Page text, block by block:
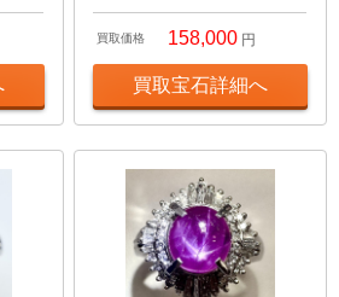
買取価格 158,000 円
買取宝石詳細へ